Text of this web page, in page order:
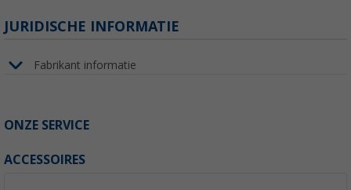
JURIDISCHE INFORMATIE
Fabrikant informatie
ONZE SERVICE
ACCESSOIRES